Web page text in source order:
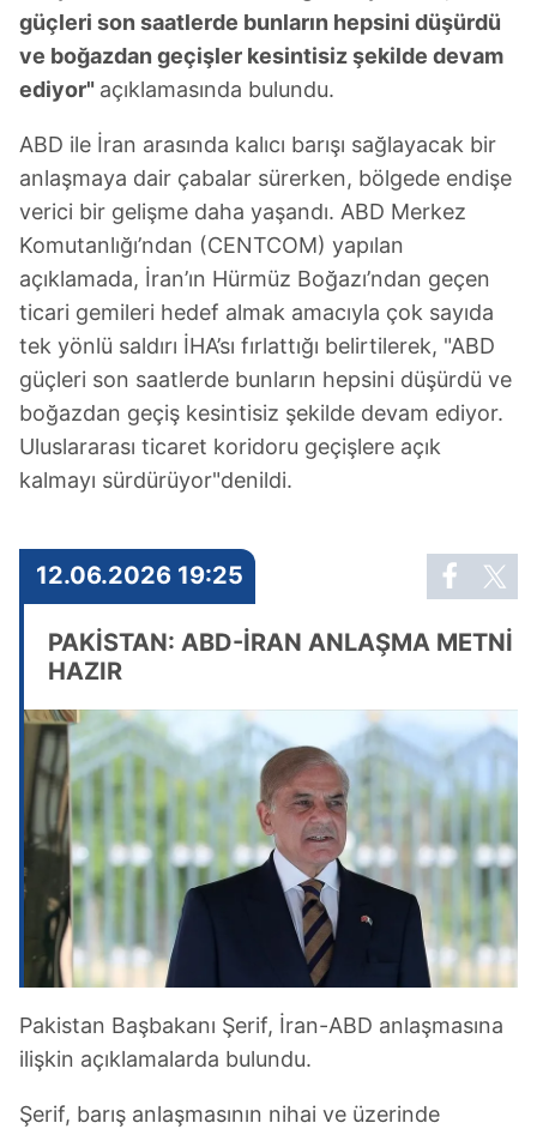
güçleri son saatlerde bunların hepsini düşürdü
ve boğazdan geçişler kesintisiz şekilde devam
ediyor" açıklamasında bulundu.
ABD ile İran arasında kalıcı barışı sağlayacak bir
anlaşmaya dair çabalar sürerken, bölgede endişe
verici bir gelişme daha yaşandı. ABD Merkez
Komutanlığı’ndan (CENTCOM) yapılan
açıklamada, İran’ın Hürmüz Boğazı’ndan geçen
ticari gemileri hedef almak amacıyla çok sayıda
tek yönlü saldırı İHA’sı fırlattığı belirtilerek, "ABD
güçleri son saatlerde bunların hepsini düşürdü ve
boğazdan geçiş kesintisiz şekilde devam ediyor.
Uluslararası ticaret koridoru geçişlere açık
kalmayı sürdürüyor"denildi.
12.06.2026 19:25
PAKİSTAN: ABD-İRAN ANLAŞMA METNİ
HAZIR
Pakistan Başbakanı Şerif, İran-ABD anlaşmasına
ilişkin açıklamalarda bulundu.
Şerif, barış anlaşmasının nihai ve üzerinde